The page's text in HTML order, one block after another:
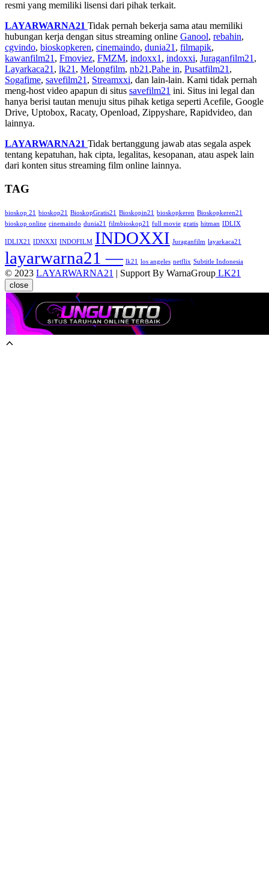
resmi yang memiliki lisensi dari pihak terkait.
LAYARWARNA21 Tidak pernah bekerja sama atau memiliki
hubungan kerja dengan situs streaming online Ganool, rebahin,
cgvindo, bioskopkeren, cinemaindo, dunia21 , filmapik,
kawanfilm21 , Fmoviez, FMZM, indoxx1 , indoxxi, Juraganfilm21 ,
Layarkaca21 , lk21 , Melongfilm, nb21 ,Pahe in, Pusatfilm21 ,
Sogafime, savefilm21 , Streamxxi, dan lain-lain. Kami tidak pernah
meng-host video apapun di situs savefilm21 ini. Situs ini legal dan
hanya berisi tautan menuju situs pihak ketiga seperti Acefile, Google
Drive, Uptobox, Racaty, Openload, Zippyshare, Rapidvideo, dan
lainnya.
LAYARWARNA21 Tidak bertanggung jawab atas segala aspek
tentang kepatuhan, hak cipta, legalitas, kesopanan, atau aspek lain
dari konten situs streaming film online lainnya.
TAG
bioskop 21 bioskop21 BioskopGratis21 Bioskopin21 bioskopkeren Bioskopkeren21
bioskop online cinemaindo dunia21 filmbioskop21 full movie gratis hitman IDLIX
IDLIX21 IDNXXI INDOFILM INDOXXI Juraganfilm layarkaca21
layarwarna21 — lk21 los angeles netflix Subtitle Indonesia
© 2023 LAYARWARNA21 | Support By WarnaGroup LK21
close